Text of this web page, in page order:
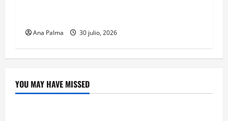
Ana Palma 30 julio, 2026
YOU MAY HAVE MISSED
Crítica de Cine